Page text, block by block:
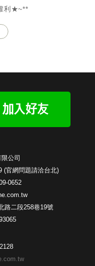
利★~**
公司
(官網問題請洽台北)
0652
路二段258巷19號